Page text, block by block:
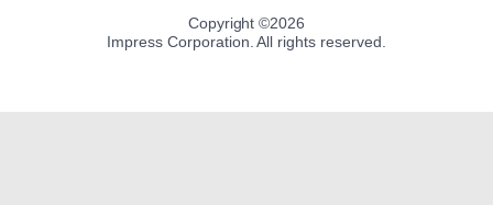
Copyright ©2026
Impress Corporation. All rights reserved.